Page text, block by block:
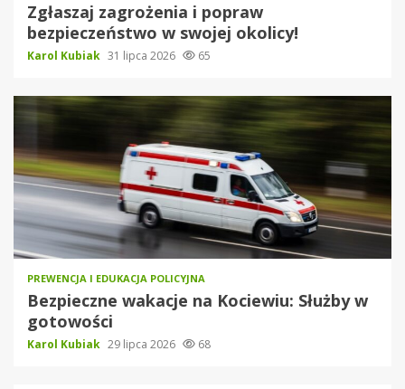
Zgłaszaj zagrożenia i popraw
bezpieczeństwo w swojej okolicy!
Karol Kubiak 31 lipca 2026 65
PREWENCJA I EDUKACJA POLICYJNA
Bezpieczne wakacje na Kociewiu: Służby w
gotowości
Karol Kubiak 29 lipca 2026 68